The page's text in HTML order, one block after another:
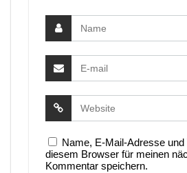
Name, E-Mail-Adresse und
diesem Browser für meinen
Kommentar speichern.